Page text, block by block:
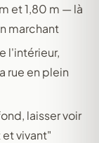
et 1,80 m — là
marchant
l'intérieur,
rue en plein
laisser voir
vivant"